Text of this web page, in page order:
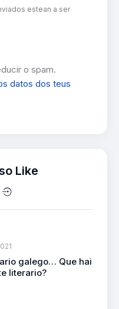
estean a ser
o spam.
datos dos teus
Like
galego… Que hai
literario?